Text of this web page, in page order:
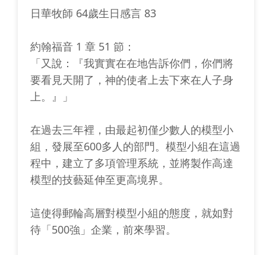
日華牧師 64歲生日感言 83
約翰福音 1 章 51 節：
「又說：『我實實在在地告訴你們，你們將
要看見天開了，神的使者上去下來在人子身
上。』」
在過去三年裡，由最起初僅少數人的模型小
組，發展至600多人的部門。模型小組在這過
程中，建立了多項管理系統，並將製作高達
模型的技藝延伸至更高境界。
這使得郵輪高層對模型小組的態度，就如對
待「500強」企業，前來學習。